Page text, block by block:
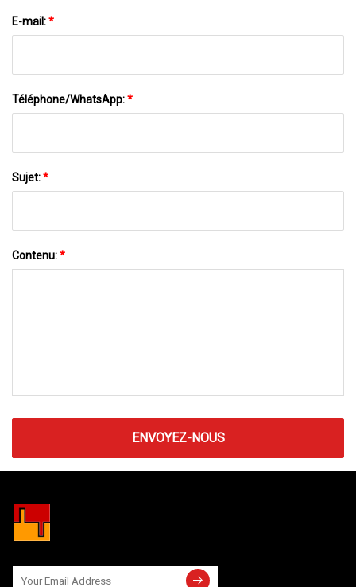
E-mail:*
Téléphone/WhatsApp:*
Sujet:*
Contenu:*
ENVOYEZ-NOUS